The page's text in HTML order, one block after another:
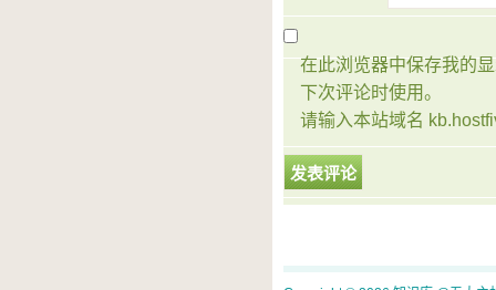
在此浏览器中保存我的
下次评论时使用。
请输入本站域名